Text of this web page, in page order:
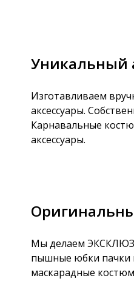
Уникальный
Изготавливаем
аксессуары.
Карнавальные
аксессуары.
Мы делаем
пышные юбки
маскарадные